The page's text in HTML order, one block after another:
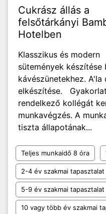
Cukrász állás a
felsőtárkányi
Hotelben
Klasszikus és modern
sütemények készítése
kávészünetekhez.
elkészítése.
rendelkező kollégát
munkavégzés. A
tiszta állapotának...
Teljes munkaidő 8 óra
2-4 év szakmai tapasztalat
5-9 év szakmai tapasztalat
10 vagy több év szakmai